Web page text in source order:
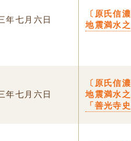
年七月六日
〔原氏信
地震満水
年七月六日
〔原氏信
地震満水
「善光寺